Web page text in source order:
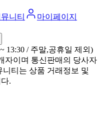
니티
마이페이지
13:30 / 주말,공휴일 제외)
자이며 통신판매의 당사자
티는 상품 거래정보 및
.